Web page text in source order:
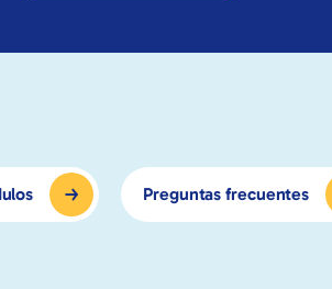
Preguntas frecuentes